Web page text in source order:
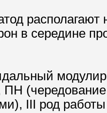
в середине
ПН
III род